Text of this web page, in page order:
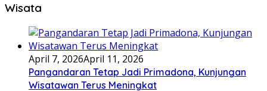
Wisata
April 7, 2026April 11, 2026
Pangandaran Tetap Jadi Primadona, Kunjungan
Wisatawan Terus Meningkat